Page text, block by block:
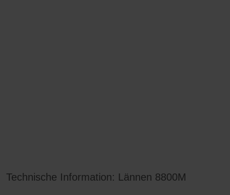
Technische Information: Lännen 8800M